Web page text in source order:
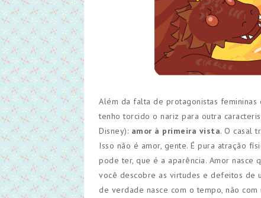
Além da falta de protagonistas femininas
tenho torcido o nariz para outra
Disney): amor à primeira vista. O casal
Isso não é amor, gente. É pura atração
pode ter, que é a aparência. Amor nasce
você descobre as virtudes e defeitos de
de verdade nasce com o tempo, não